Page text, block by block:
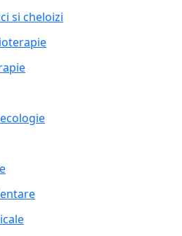
si cheloizi